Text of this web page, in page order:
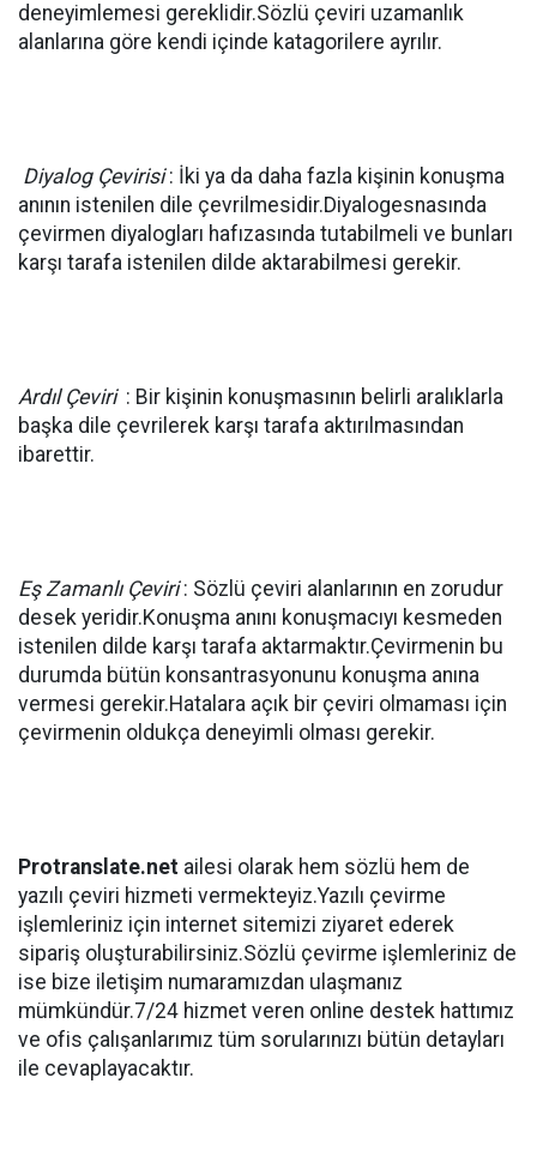
deneyimlemesi gereklidir.Sözlü çeviri uzamanlık
alanlarına göre kendi içinde katagorilere ayrılır.
Diyalog Çevirisi: İki ya da daha fazla kişinin konuşma
anının istenilen dile çevrilmesidir.Diyalogesnasında
çevirmen diyalogları hafızasında tutabilmeli ve bunları
karşı tarafa istenilen dilde aktarabilmesi gerekir.
Ardıl Çeviri: Bir kişinin konuşmasının belirli aralıklarla
başka dile çevrilerek karşı tarafa aktırılmasından
ibarettir.
Eş Zamanlı Çeviri: Sözlü çeviri alanlarının en zorudur
desek yeridir.Konuşma anını konuşmacıyı kesmeden
istenilen dilde karşı tarafa aktarmaktır.Çevirmenin bu
durumda bütün konsantrasyonunu konuşma anına
vermesi gerekir.Hatalara açık bir çeviri olmaması için
çevirmenin oldukça deneyimli olması gerekir.
Protranslate.net ailesi olarak hem sözlü hem de
yazılı çeviri hizmeti vermekteyiz.Yazılı çevirme
işlemleriniz için internet sitemizi ziyaret ederek
sipariş oluşturabilirsiniz.Sözlü çevirme işlemleriniz de
ise bize iletişim numaramızdan ulaşmanız
mümkündür.7/24 hizmet veren online destek hattımız
ve ofis çalışanlarımız tüm sorularınızı bütün detayları
ile cevaplayacaktır.